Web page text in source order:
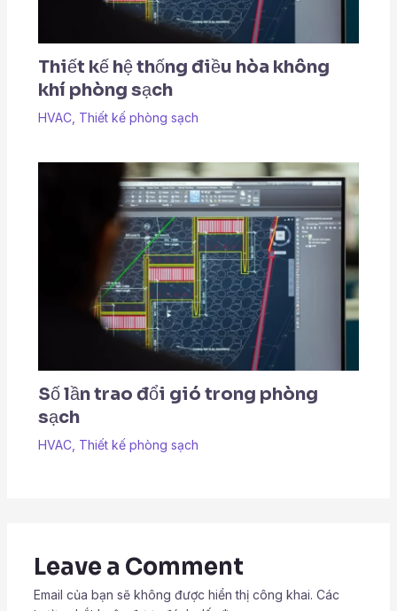
Thiết kế hệ thống điều hòa không
khí phòng sạch
HVAC, Thiết kế phòng sạch
Số lần trao đổi gió trong phòng
sạch
HVAC, Thiết kế phòng sạch
Leave a Comment
Email của bạn sẽ không được hiển thị công khai. Các